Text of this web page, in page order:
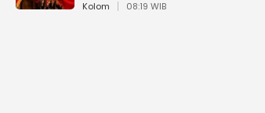
Kolom 08:19 WIB